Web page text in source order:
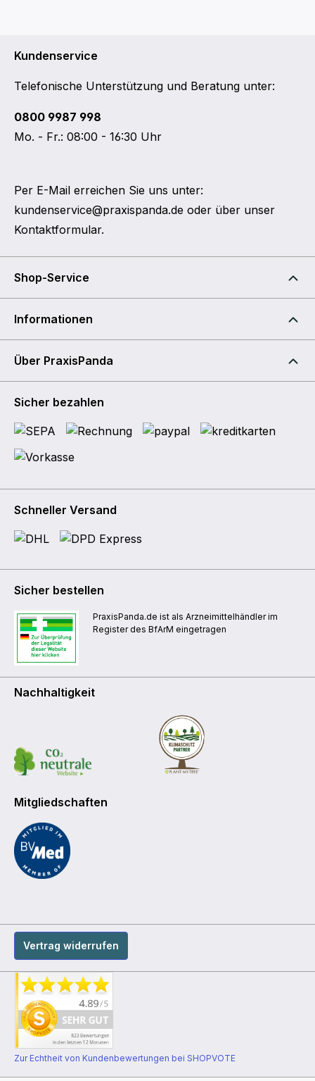
Kundenservice
Telefonische Unterstützung und Beratung unter:
0800 9987 998
Mo. - Fr.: 08:00 - 16:30 Uhr
Per E-Mail erreichen Sie uns unter:
kundenservice@praxispanda.de oder über unser
Kontaktformular.
Shop-Service
Informationen
Über PraxisPanda
Sicher bezahlen
Schneller Versand
Sicher bestellen
PraxisPanda.de ist als Arzneimittelhändler im
Register des BfArM eingetragen
Nachhaltigkeit
Mitgliedschaften
Vertrag widerrufen
Zur Echtheit von Kundenbewertungen bei SHOPVOTE